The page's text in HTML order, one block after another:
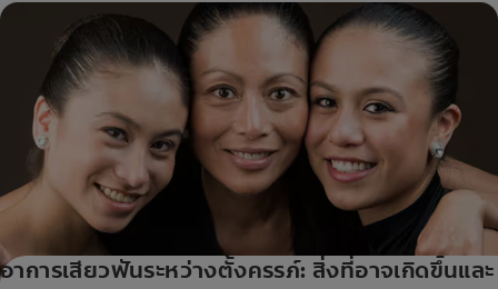
อาการเสียวฟันระหว่างตั้งครรภ์: สิ่งที่อาจเกิดขึ้นและ